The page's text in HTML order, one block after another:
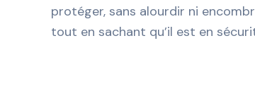
protéger, sans alourdir ni
tout en sachant qu’il est en